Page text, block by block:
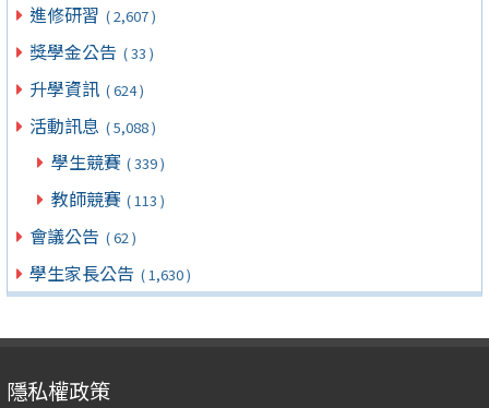
進修研習 ( 2,607 )
獎學金公告 ( 33 )
升學資訊 ( 624 )
活動訊息 ( 5,088 )
學生競賽 ( 339 )
教師競賽 ( 113 )
會議公告 ( 62 )
學生家長公告 ( 1,630 )
隱私權政策